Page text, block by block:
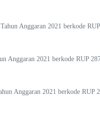
Anggaran 2021 berkode
Anggaran 2021 berkode RUP
Anggaran 2021 berkode